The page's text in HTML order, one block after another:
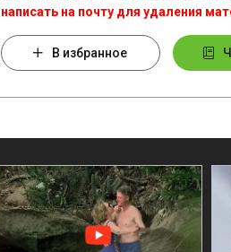
написать на почту для удаления
В избранное